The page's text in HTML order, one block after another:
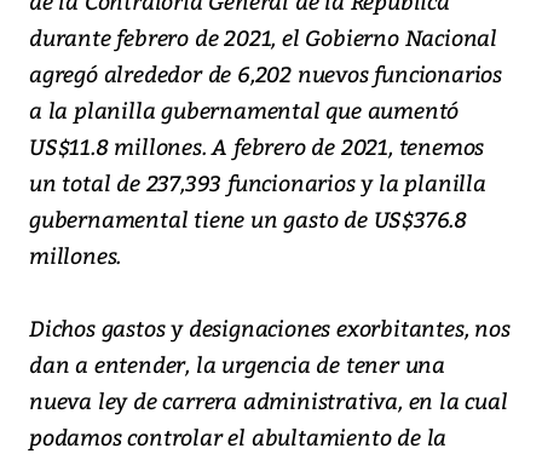
durante febrero de 2021, el Gobierno Nacional
agregó alrededor de 6,202 nuevos funcionarios
a la planilla gubernamental que aumentó
US$11.8 millones. A febrero de 2021, tenemos
un total de 237,393 funcionarios y la planilla
gubernamental tiene un gasto de US$376.8
millones.
Dichos gastos y designaciones exorbitantes, nos
dan a entender, la urgencia de tener una
nueva ley de carrera administrativa, en la cual
podamos controlar el abultamiento de la